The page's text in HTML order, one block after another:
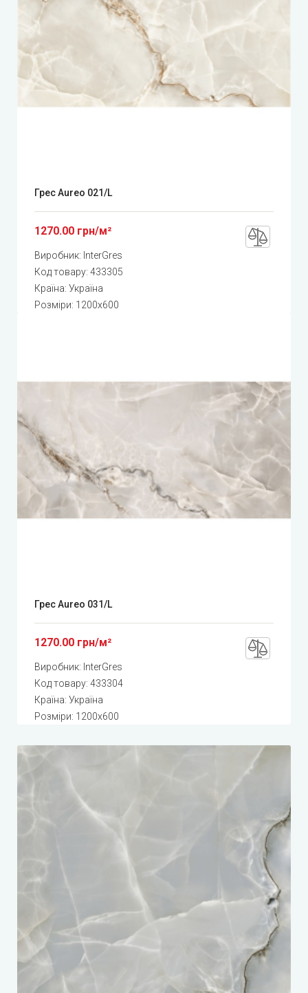
Грес Aureo 021/L
1270.00 грн/м²
Виробник: InterGres
Код товару: 433305
Країна: Україна
Розміри: 1200x600
Грес Aureo 031/L
1270.00 грн/м²
Виробник: InterGres
Код товару: 433304
Країна: Україна
Розміри: 1200x600